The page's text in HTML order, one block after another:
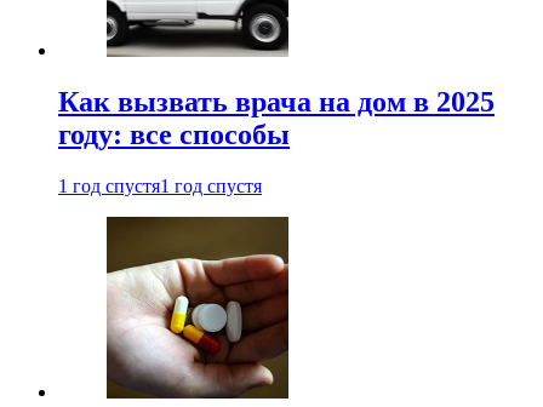
Как вызвать врача на дом в 2025
году: все способы
1 год спустя1 год спустя